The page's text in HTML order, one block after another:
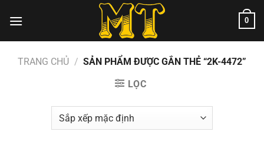
đến
0
TRANG CHỦ / SẢN PHẨM ĐƯỢC GẮN THẺ “2K-4472”
LỌC